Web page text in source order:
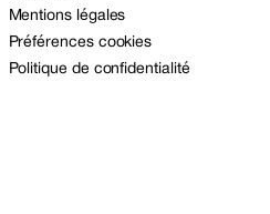
Mentions légales
Préférences cookies
Politique de confidentialité